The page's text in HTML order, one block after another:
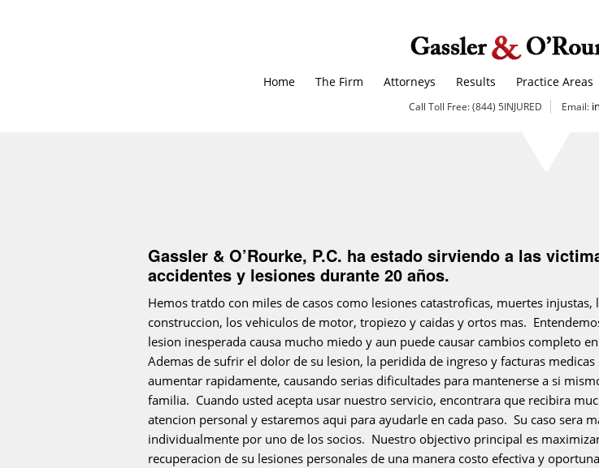
Home The Firm Attorneys Results Practice Areas
Call Toll Free: (844) 5INJURED Email:
Gassler & O’Rourke, P.C. ha estado sirviendo a las
accidentes y lesiones durante 20 años.
Hemos tratdo con miles de casos como lesiones catastroficas, muertes injustas,
construccion, los vehiculos de motor, tropiezo y caidas y ortos mas.
lesion inesperada causa mucho miedo y aun puede causar cambios completo
Ademas de sufrir el dolor de su lesion, la peridida de ingreso y facturas medicas
aumentar rapidamente, causando serias dificultades para mantenerse a si
familia. Cuando usted acepta usar nuestro servicio, encontrara que recibira
atencion personal y estaremos aqui para ayudarle en cada paso. Su caso sera
individualmente por uno de los socios. Nuestro objectivo principal es
recuperacion de su lesiones personales de una manera costo efectiva y